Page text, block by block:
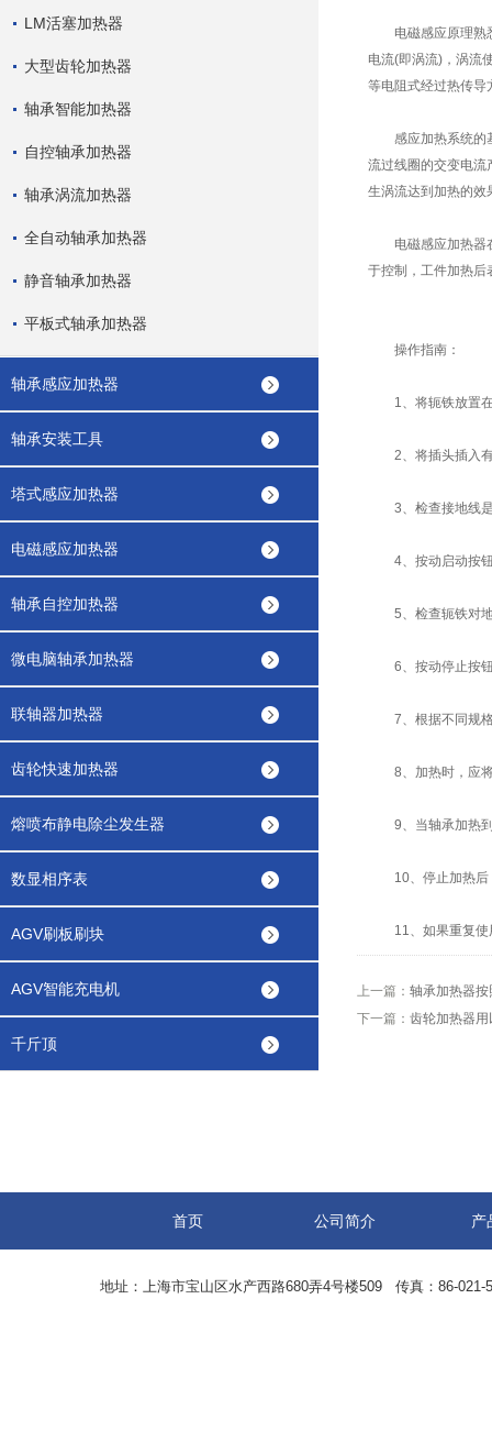
LM活塞加热器
大型齿轮加热器
轴承智能加热器
自控轴承加热器
轴承涡流加热器
全自动轴承加热器
静音轴承加热器
平板式轴承加热器
轴承感应加热器
轴承安装工具
塔式感应加热器
电磁感应加热器
轴承自控加热器
微电脑轴承加热器
联轴器加热器
齿轮快速加热器
熔喷布静电除尘发生器
数显相序表
AGV刷板刷块
AGV智能充电机
千斤顶
电磁感应原理熟悉
电流(即涡流)，涡流
等电阻式经过热传导
感应加热系统的基
流过线圈的交变电流
生涡流达到加热的效
电磁感应加热器在
于控制，工件加热后
操作指南：
1、将轭铁放置在
2、将插头插入有
3、检查接地线是
4、按动启动按钮
5、检查轭铁对地
6、按动停止按钮
7、根据不同规格
8、加热时，应将
9、当轴承加热到
10、停止加热后，
11、如果重复使用
上一篇： 轴承加热器
下一篇： 齿轮加热器
首页 公司简介 产
地址：上海市宝山区水产西路680弄4号楼509 传真：86-